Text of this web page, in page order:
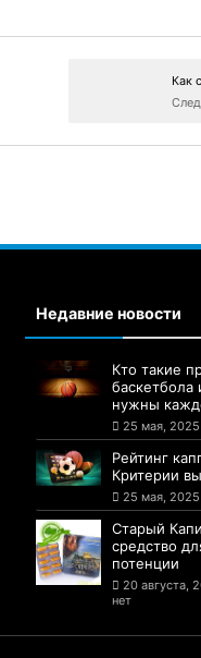
Как
Недавние новости
Кто такие
баскетбола
нужны
25 мая, 2025
Рейтинг
Критерии
25 мая, 2025
Старый
средство
потенции
20 августа,
нет